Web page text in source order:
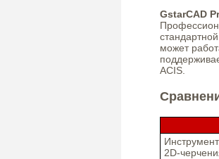
GstarCAD
может
ACIS.
2D-